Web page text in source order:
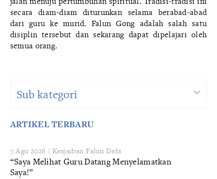
secara diam-diam diturunkan selama berabad-abad
dari guru ke murid. Falun Gong adalah salah satu
disiplin tersebut dan sekarang dapat dipelajari oleh
semua orang.
Sub kategori
ARTIKEL TERBARU
7 Agu 2026 | Keajaiban Falun Dafa
“Saya Melihat Guru Datang Menyelamatkan
Saya!”